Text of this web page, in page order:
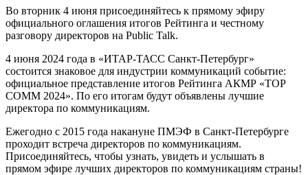
Во вторник 4 июня присоединяйтесь к прямому эфиру
официального оглашения итогов Рейтинга и честному
разговору директоров на Public Talk.
4 июня 2024 года в «ИТАР-ТАСС Санкт-Петербург»
состоится знаковое для индустрии коммуникаций событие:
официальное представление итогов Рейтинга АКМР «ТОР
СОММ 2024». По его итогам будут объявлены лучшие
директора по коммуникациям.
Ежегодно с 2015 года накануне ПМЭФ в Санкт-Петербурге
проходит встреча директоров по коммуникациям.
Присоединяйтесь, чтобы узнать, увидеть и услышать в
прямом эфире лучших директоров по коммуникациям страны!